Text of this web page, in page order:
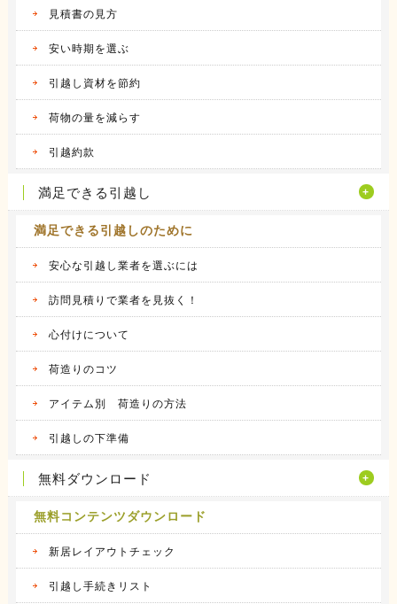
アーク引越しセンターの体験談
2016.04.14
見積書の見方
安い時期を選ぶ
引越し資材を節約
荷物の量を減らす
引越約款
満足できる引越し
満足できる引越しのために
安心な引越し業者を選ぶには
訪問見積りで業者を見抜く！
心付けについて
荷造りのコツ
アイテム別 荷造りの方法
引越しの下準備
無料ダウンロード
無料コンテンツダウンロード
新居レイアウトチェック
引越し手続きリスト